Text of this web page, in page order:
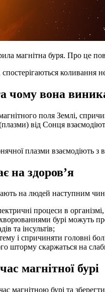
магнітна буря. Про це
чому вона
поля Землі,
від Сонця
плазми
на здоров’я
на людей наступним
процеси в
бурі можуть
та інсультів;
і спричиняти головні
шторму скаржаться на
магнітної бурі
бурі та зберегти